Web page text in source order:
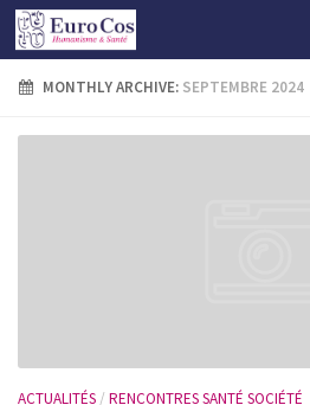
MONTHLY ARCHIVE: SEPTEMBRE 2024
ACTUALITÉS / RENCONTRES SANTÉ SOCIÉTÉ